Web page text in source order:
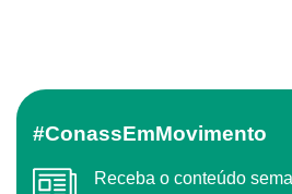
#ConassEmMovimento
Receba o conteúdo semanal do Conass com